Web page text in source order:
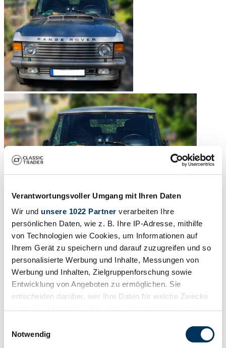
Verantwortungsvoller Umgang mit Ihren Daten
Wir und unsere 1022 Partner verarbeiten Ihre
persönlichen Daten, wie z. B. Ihre IP-Adresse, mithilfe
von Technologien wie Cookies, um Informationen auf
Ihrem Gerät zu speichern und darauf zuzugreifen und so
personalisierte Werbung und Inhalte, Messungen von
Werbung und Inhalten, Zielgruppenforschung sowie
Entwicklung von Angeboten zu ermöglichen. Sie
entscheiden darüber, wer Ihre Daten für welche Zwecke
Trigger Symbol ändern oder widerrufen
Notwendig
/15
1987 | Land Rover Range Rover Classic
Range Rover Classic 3.5 V8 Automatik – Oldtimer!